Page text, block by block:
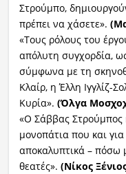
Στρούμπο,
πρέπει να χάσετε».
«Τους ρόλους του
απόλυτη συγχορδία,
σύμφωνα με τη
Κλαίρ, η Έλλη Ιγγλίζ-
Κυρία». (Όλγα
«O Σάββας Στρούμπος
μονοπάτια που και
αποκαλυπτικά – πόσω
θεατές». (Νίκος